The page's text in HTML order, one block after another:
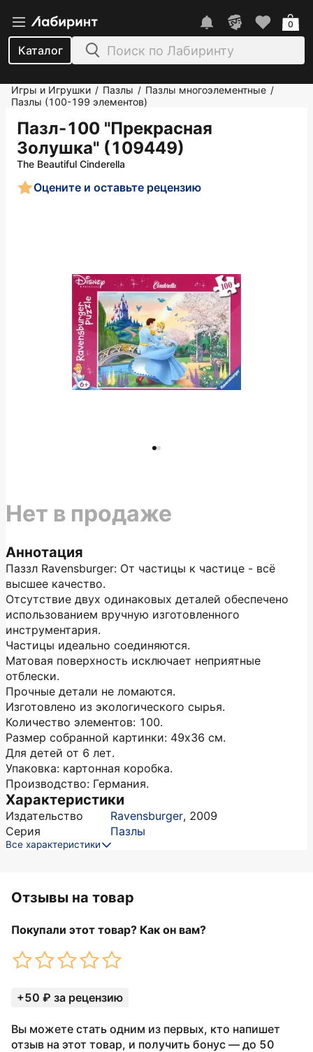
Каталог
0
Игры и Игрушки / Пазлы / Пазлы многоэлементные /
Пазлы (100-199 элементов)
Пазл-100 "Прекрасная
Золушка" (109449)
The Beautiful Cinderella
Оцените и оставьте рецензию
Аннотация
Паззл Ravensburger: От частицы к частице - всё
высшее качество.
Отсутствие двух одинаковых деталей обеспечено
использованием вручную изготовленного
инструментария.
Частицы идеально соединяются.
Матовая поверхность исключает неприятные
отблески.
Прочные детали не ломаются.
Изготовлено из экологического сырья.
Количество элементов: 100.
Размер собранной картинки: 49х36 см.
Для детей от 6 лет.
Упаковка: картонная коробка.
Производство: Германия.
Характеристики
Издательство Ravensburger, 2009
Серия
Пазлы
Все характеристики
Нет в продаже
Отзывы на товар
Покупали этот товар? Как он вам?
+50 ₽ за рецензию
Вы можете стать одним из первых, кто напишет
отзыв на этот товар, и получить бонус — до 50